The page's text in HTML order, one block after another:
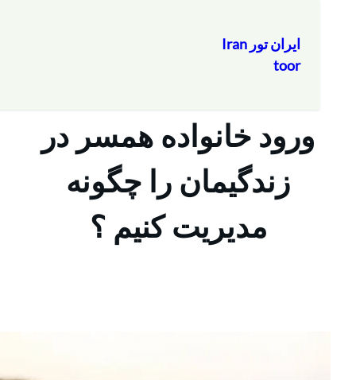
ایران تور Iran
ورود خانواده همسر در
زندگیمان را چگونه
مدیریت کنیم ؟